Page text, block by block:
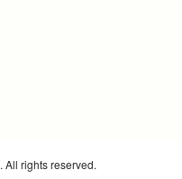
. All rights reserved.